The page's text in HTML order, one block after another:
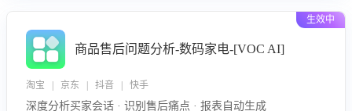
生效中
商品售后问题分析-数码家电-[VOC AI]
淘宝 | 京东 | 抖音 | 快手
深度分析买家会话 · 识别售后痛点 · 报表自动生成